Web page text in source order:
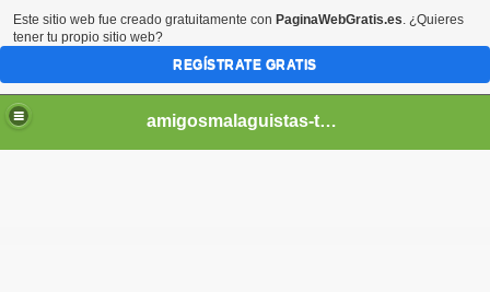
amigosmalaguistas-temporadas
Este sitio web fue creado gratuitamente con PaginaWebGratis.es. ¿Quieres
tener tu propio sitio web?
REGÍSTRATE GRATIS